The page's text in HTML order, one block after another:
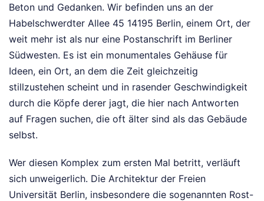
Beton und Gedanken. Wir befinden uns an der
Habelschwerdter Allee 45 14195 Berlin, einem Ort, der
weit mehr ist als nur eine Postanschrift im Berliner
Südwesten. Es ist ein monumentales Gehäuse für
Ideen, ein Ort, an dem die Zeit gleichzeitig
stillzustehen scheint und in rasender Geschwindigkeit
durch die Köpfe derer jagt, die hier nach Antworten
auf Fragen suchen, die oft älter sind als das Gebäude
selbst.
Wer diesen Komplex zum ersten Mal betritt, verläuft
sich unweigerlich. Die Architektur der Freien
Universität Berlin, insbesondere die sogenannten Rost-